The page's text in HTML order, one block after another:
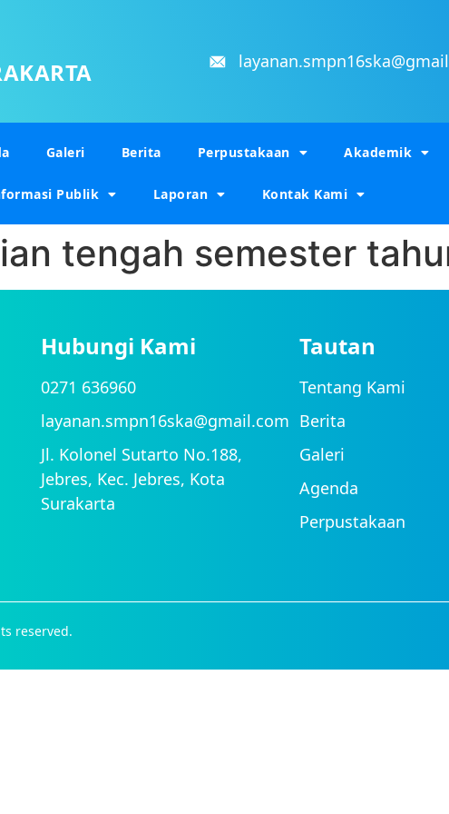
Galeri Berita Perpustakaan Akademik
Publik Laporan Kontak Kami
tengah semester
Hubungi Kami
0271 636960
layanan.smpn16ska@gmail.com
Jl. Kolonel Sutarto No.188,
Jebres, Kec. Jebres, Kota
Surakarta
Tautan
Tentang Kami
Berita
Galeri
Agenda
Perpustakaan
reserved.